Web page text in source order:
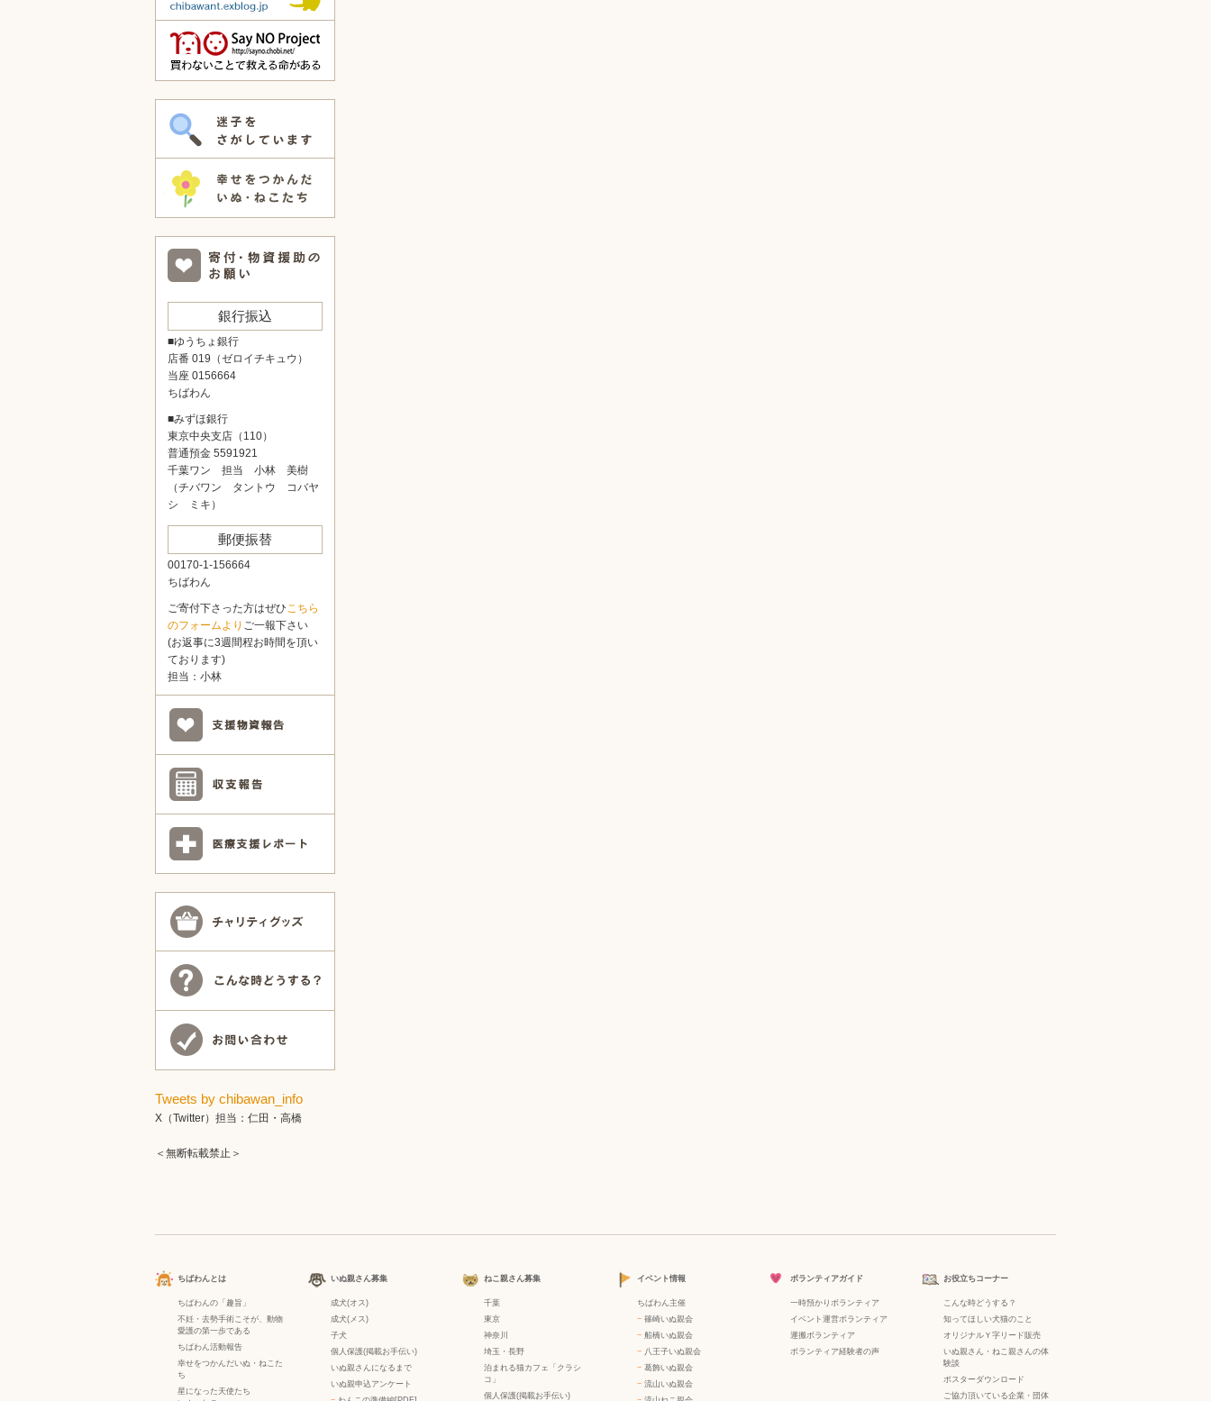
銀行振込
■ゆうちょ銀行
店番 019（ゼロイチキュウ）
当座 0156664
ちばわん
■みずほ銀行
東京中央支店（110）
普通預金 5591921
千葉ワン 担当 小林 美樹
（チバワン タントウ コバヤ
シ ミキ）
郵便振替
00170-1-156664
ちばわん
ご寄付下さった方はぜひこちら
のフォームより ご一報下さい
(お返事に3週間程お時間を頂い
ております)
担当：小林
Tweets by chibawan_info
X（Twitter）担当：仁田・高橋
＜無断転載禁止＞
ちばわんとは
ちばわんの「趣旨」
不妊・去勢手術こそが、動物
愛護の第一歩である
ちばわん活動報告
幸せをつかんだいぬ・ねこた
ち
星になった天使たち
いぬ親さん募集
成犬(オス)
成犬(メス)
子犬
個人保護(掲載お手伝い)
いぬ親さんになるまで
いぬ親申込アンケート
ねこ親さん募集
千葉
東京
神奈川
埼玉・長野
泊まれる猫カフェ「クラシ
コ」
個人保護(掲載お手伝い)
イベント情報
ちばわん主催
− 篠崎いぬ親会
− 船橋いぬ親会
− 八王子いぬ親会
− 葛飾いぬ親会
− 流山いぬ親会
ボランティアガイド
一時預かりボランティア
イベント運営ボランティア
運搬ボランティア
ボランティア経験者の声
お役立ちコーナー
こんな時どうする？
知ってほしい犬猫のこと
オリジナルＹ字リード販売
いぬ親さん・ねこ親さんの体
験談
ポスターダウンロード
ご協力頂いている企業・団体